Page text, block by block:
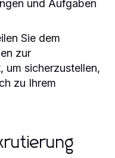
und Aufgaben
Sie dem
zur
um sicherzustellen,
zu Ihrem